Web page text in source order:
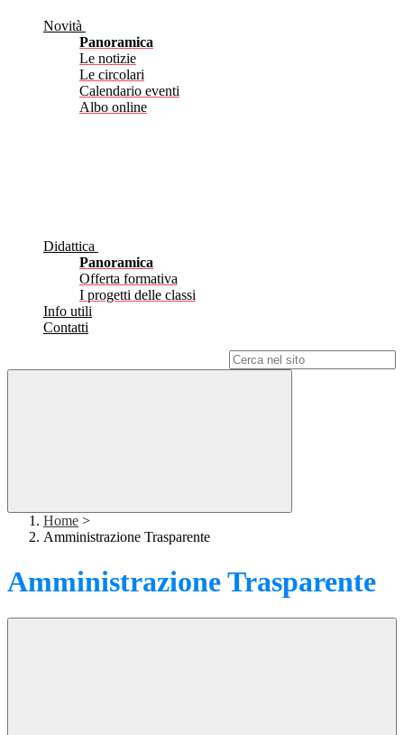
Novità
Panoramica
Le notizie
Le circolari
Calendario eventi
Albo online
Didattica
Panoramica
Offerta formativa
I progetti delle classi
Info utili
Contatti
Home >
Amministrazione Trasparente
Amministrazione Trasparente